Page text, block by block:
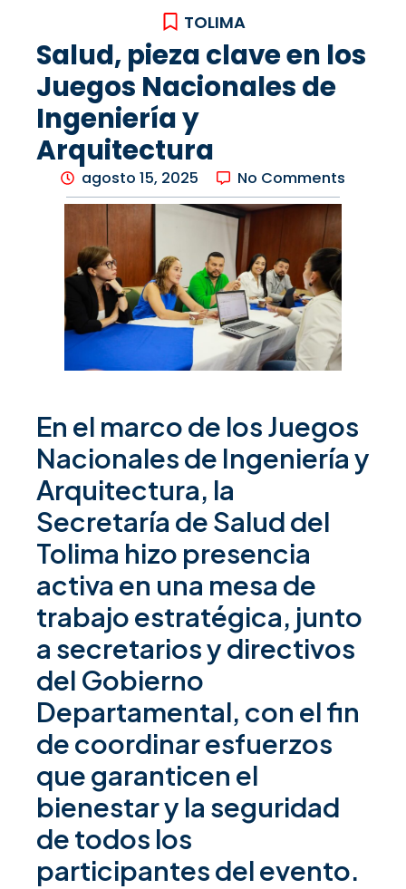
TOLIMA
Salud, pieza clave en los
Juegos Nacionales de
Ingeniería y
Arquitectura
agosto 15, 2025 No Comments
En el marco de los Juegos
Nacionales de Ingeniería y
Arquitectura, la
Secretaría de Salud del
Tolima hizo presencia
activa en una mesa de
trabajo estratégica, junto
a secretarios y directivos
del Gobierno
Departamental, con el fin
de coordinar esfuerzos
que garanticen el
bienestar y la seguridad
de todos los
participantes del evento.